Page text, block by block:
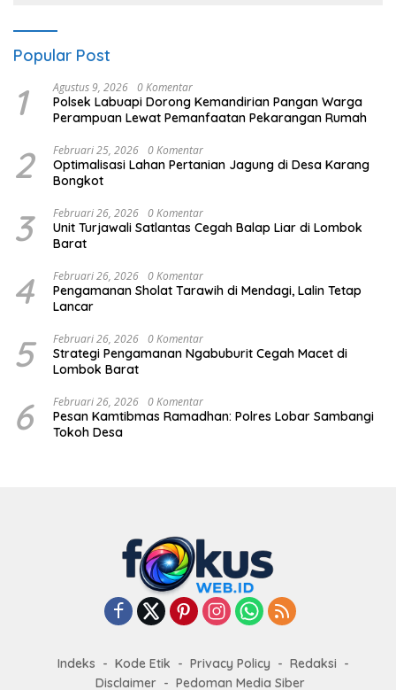
Popular Post
1 Agustus 9, 2026 0 Komentar
Polsek Labuapi Dorong Kemandirian Pangan Warga
Perampuan Lewat Pemanfaatan Pekarangan Rumah
2 Februari 25, 2026 0 Komentar
Optimalisasi Lahan Pertanian Jagung di Desa Karang
Bongkot
3 Februari 26, 2026 0 Komentar
Unit Turjawali Satlantas Cegah Balap Liar di Lombok
Barat
4 Februari 26, 2026 0 Komentar
Pengamanan Sholat Tarawih di Mendagi, Lalin Tetap
Lancar
5 Februari 26, 2026 0 Komentar
Strategi Pengamanan Ngabuburit Cegah Macet di
Lombok Barat
6 Februari 26, 2026 0 Komentar
Pesan Kamtibmas Ramadhan: Polres Lobar Sambangi
Tokoh Desa
Indeks Kode Etik Privacy Policy
Redaksi
Disclaimer
Pedoman Media Siber